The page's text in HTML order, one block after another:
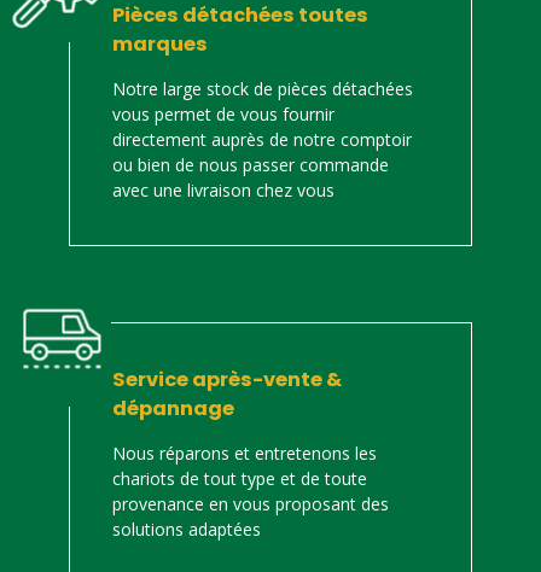
Pièces détachées toutes
marques
Notre large stock de pièces détachées
vous permet de vous fournir
directement auprès de notre comptoir
ou bien de nous passer commande
avec une livraison chez vous
Service après-vente &
dépannage
Nous réparons et entretenons les
chariots de tout type et de toute
provenance en vous proposant des
solutions adaptées